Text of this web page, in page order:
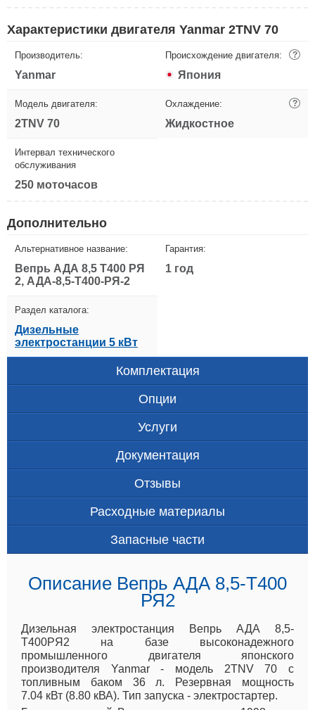
Характеристики двигателя Yanmar 2TNV 70
Производитель:
Yanmar
Происхождение двигателя: ?
Япония
Модель двигателя:
2TNV 70
Охлаждение: ?
Жидкостное
Интервал технического
обслуживания
250 моточасов
Дополнительно
Альтернативное название:
Вепрь АДА 8,5 Т400 РЯ
2, АДА-8,5-Т400-РЯ-2
Гарантия:
1 год
Раздел каталога:
Дизельные
электростанции 5 кВт
Комплектация
Опции
Услуги
Документация
Отзывы
Расходные материалы
Запасные части
Описание Вепрь АДА 8,5-Т400
РЯ2
Дизельная электростанция Вепрь АДА 8,5-
Т400РЯ2 на базе высоконадежного
промышленного двигателя японского
производителя Yanmar - модель 2TNV 70 с
топливным баком 36 л. Резервная мощность
7.04 кВт (8.80 кВА). Тип запуска - электростартер.